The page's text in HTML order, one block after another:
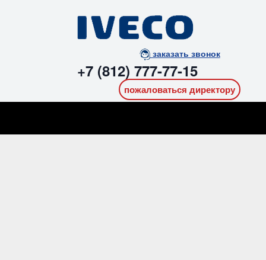
заказать звонок
+7 (812) 777-77-15
пожаловаться директору